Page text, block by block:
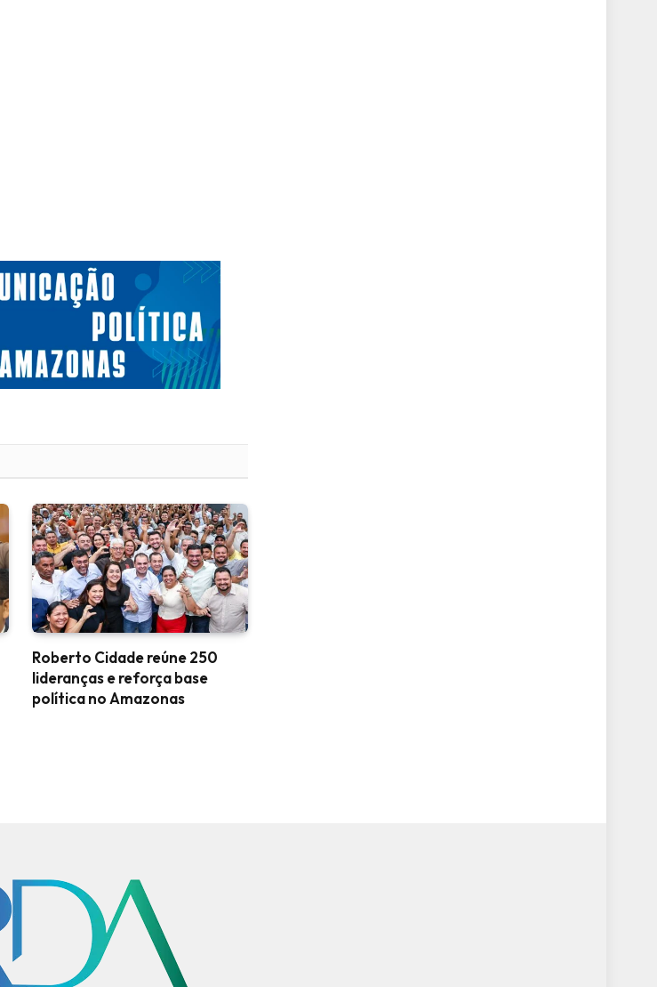
Roberto Cidade reúne 250
lideranças e reforça base
política no Amazonas